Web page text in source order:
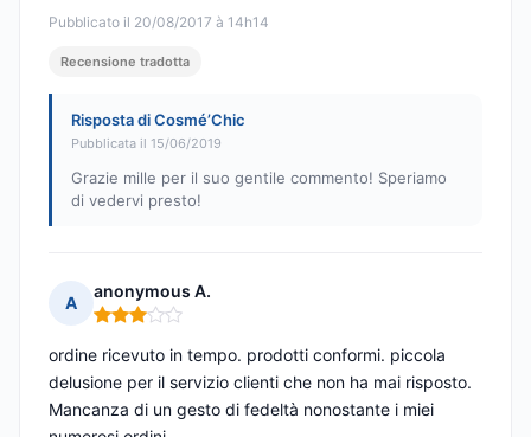
Pubblicato il 20/08/2017 à 14h14
Recensione tradotta
Risposta di Cosmé’Chic
Pubblicata il 15/06/2019
Grazie mille per il suo gentile commento! Speriamo
di vedervi presto!
A
anonymous A.
Nota: 3 su 5
ordine ricevuto in tempo. prodotti conformi. piccola
delusione per il servizio clienti che non ha mai risposto.
Mancanza di un gesto di fedeltà nonostante i miei